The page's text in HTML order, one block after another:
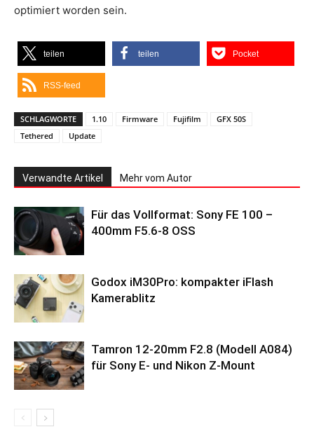
optimiert worden sein.
teilen teilen Pocket
RSS-feed
SCHLAGWORTE 1.10 Firmware Fujifilm
GFX 50S
Tethered
Update
Verwandte Artikel Mehr vom Autor
Für das Vollformat: Sony FE 100 –
400mm F5.6-8 OSS
Godox iM30Pro: kompakter iFlash
Kamerablitz
Tamron 12-20mm F2.8 (Modell A084)
für Sony E- und Nikon Z-Mount